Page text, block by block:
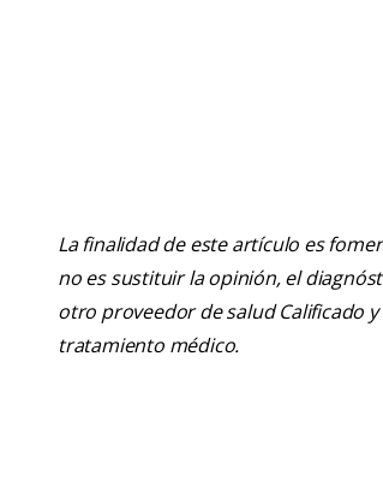
La finalidad de este artículo es
no es sustituir la opinión, el
otro proveedor de salud Calificado
tratamiento médico.